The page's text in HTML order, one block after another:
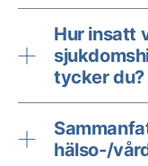
Hur insatt
tycker du?
hälso-/